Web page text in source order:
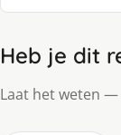
Heb je dit
Laat het weten